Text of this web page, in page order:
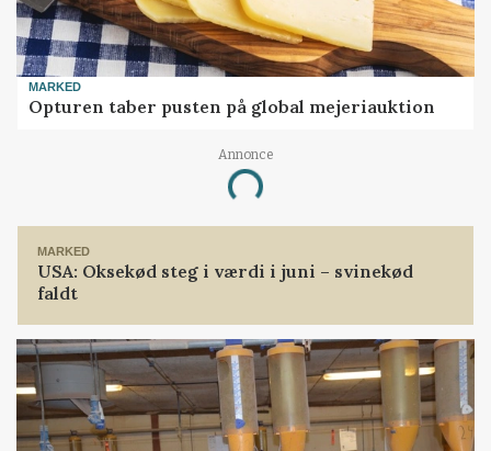
MARKED
Opturen taber pusten på global mejeriauktion
Annonce
Loading...
MARKED
USA: Oksekød steg i værdi i juni – svinekød
faldt